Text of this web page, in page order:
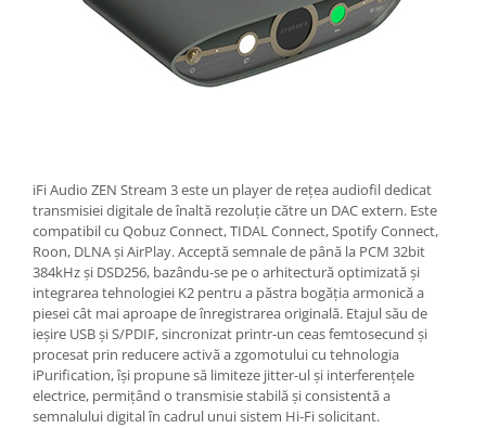
iFi Audio ZEN Stream 3 este un player de rețea audiofil dedicat
transmisiei digitale de înaltă rezoluție către un DAC extern. Este
compatibil cu Qobuz Connect, TIDAL Connect, Spotify Connect,
Roon, DLNA și AirPlay. Acceptă semnale de până la PCM 32bit
384kHz și DSD256, bazându-se pe o arhitectură optimizată și
integrarea tehnologiei K2 pentru a păstra bogăția armonică a
piesei cât mai aproape de înregistrarea originală. Etajul său de
ieșire USB și S/PDIF, sincronizat printr-un ceas femtosecund și
procesat prin reducere activă a zgomotului cu tehnologia
iPurification, își propune să limiteze jitter-ul și interferențele
electrice, permițând o transmisie stabilă și consistentă a
semnalului digital în cadrul unui sistem Hi-Fi solicitant.